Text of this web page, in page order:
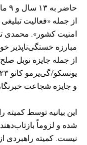
از جمله «فعالیت
امنیت کشور». محمدی
مبارزه خستگی‌ناپذیر
و جایزه شجاعت خبرنگاران
این بیانیه توسط کمیته
شده و لزوماً
نیست. کمیته راهبردی